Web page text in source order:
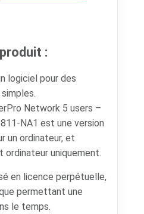
:
logiciel pour des
Network 5 users –
NA1 est une version
un ordinateur, et
uniquement.
en licence perpétuelle,
permettant une
le temps.